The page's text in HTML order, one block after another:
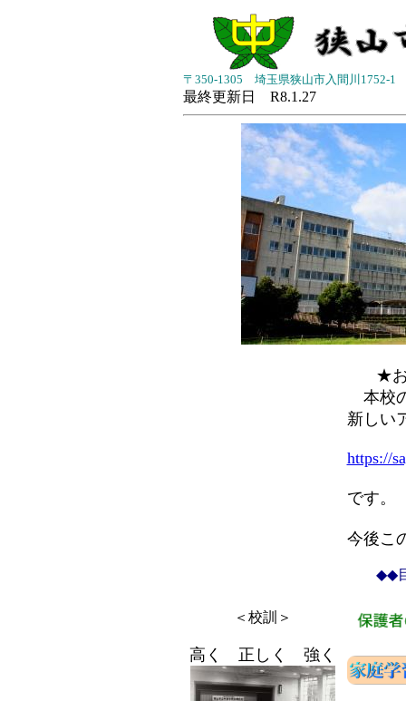
〒350-1305 埼玉県狭山市入間川1752-
最終更新日 R8.1.27
＜校訓＞
高く 正しく 強く
★
本校
新しい
https://
です。
今後こ
◆◆